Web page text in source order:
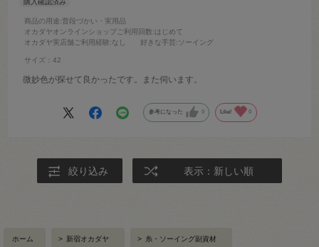
商品の用途:普段づかい・実用品
オカダヤオンラインショップご利用回数:はじめて
オカダヤ実店舗ご利用経験:なし 好きな手芸:ソーイング
サイズ：42
微妙色が探せて良かったです。また伺います。
参考になった 0 Like! 0
絞り込み 表示：新しい順
ホーム > 新宿オカダヤ > 糸・ソーイング副資材